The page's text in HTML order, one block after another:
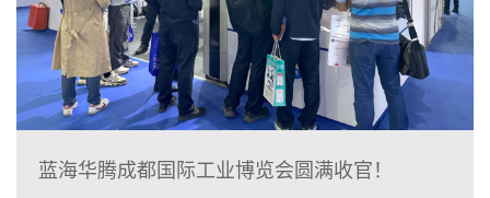
蓝海华腾成都国际工业博览会圆满收官！